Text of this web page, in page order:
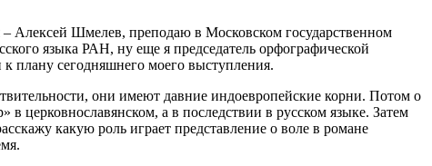
– Алексей Шмелев, преподаю в Московском государственном
языка РАН, ну еще я председатель орфографической
плану сегодняшнего моего выступления.
они имеют давние индоевропейские корни. Потом о
церковнославянском, а в последствии в русском языке. Затем
какую роль играет представление о воле в романе